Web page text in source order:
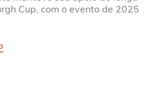
Cup, com o evento de 2025